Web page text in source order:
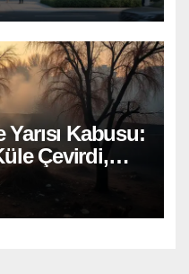
Yarısı Kabusu:
Çevirdi,